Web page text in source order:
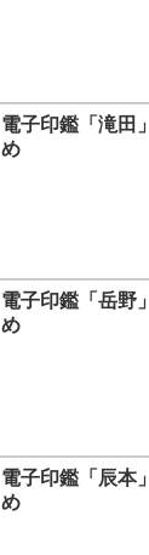
電子印鑑「滝田
め
電子印鑑「岳野
め
電子印鑑「辰本
め